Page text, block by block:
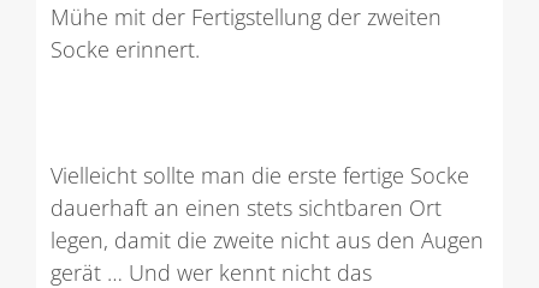
Mühe mit der Fertigstellung der zweiten
Socke erinnert.
Vielleicht sollte man die erste fertige Socke
dauerhaft an einen stets sichtbaren Ort
legen, damit die zweite nicht aus den Augen
gerät … Und wer kennt nicht das